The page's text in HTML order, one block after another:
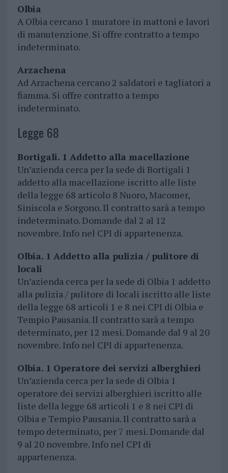
Olbia
A Olbia cercano 1 muratore in mattoni e lavori
di manutenzione. Si offre contratto a tempo
indeterminato.
Arzachena
Ad Arzachena cercano 2 saldatori e tagliatori a
fiamma. Si offre contratto a tempo
indeterminato.
Legge 68
Bortigali. 1 Addetto alla macellazione
Un’azienda cerca per la sede di Bortigali 1
addetto alla macellazione iscritto alle liste
della legge 68 articolo 8 Nuoro, Macomer,
Siniscola e Sorgono. Il contratto sarà a tempo
indeterminato. Domande dal 2 al 12
novembre. Info nel CPI di appartenenza.
Olbia. 1 Addetto alla pulizia / pulitore di
locali
Un’azienda cerca per la sede di Olbia 1 addetto
alla pulizia / pulitore di locali iscritto alle liste
della legge 68 articoli 1 e 8 nei CPI di Olbia e
Tempio Pausania. Il contratto sarà a tempo
determinato, per 12 mesi. Domande dal 9 al 20
novembre. Info nel CPI di appartenenza.
Olbia. 1 Operatore dei servizi alberghieri
Un’azienda cerca per la sede di Olbia 1
operatore dei servizi alberghieri iscritto alle
liste della legge 68 articoli 1 e 8 nei CPI di
Olbia e Tempio Pausania. Il contratto sarà a
tempo determinato, per 7 mesi. Domande dal
9 al 20 novembre. Info nel CPI di
appartenenza.